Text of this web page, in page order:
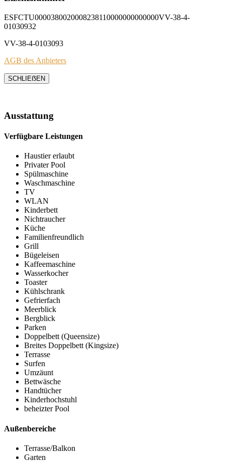
ESFCTU0000380020008238110000000000000VV-38-4-
01030932
VV-38-4-0103093
AGB des Anbieters
SCHLIEẞEN
Ausstattung
Verfügbare Leistungen
Haustier erlaubt
Privater Pool
Spülmaschine
Waschmaschine
TV
WLAN
Kinderbett
Nichtraucher
Küche
Familienfreundlich
Grill
Bügeleisen
Kaffeemaschine
Wasserkocher
Toaster
Kühlschrank
Gefrierfach
Meerblick
Bergblick
Parken
Doppelbett (Queensize)
Breites Doppelbett (Kingsize)
Terrasse
Surfen
Umzäunt
Bettwäsche
Handtücher
Kinderhochstuhl
beheizter Pool
Außenbereiche
Terrasse/Balkon
Garten